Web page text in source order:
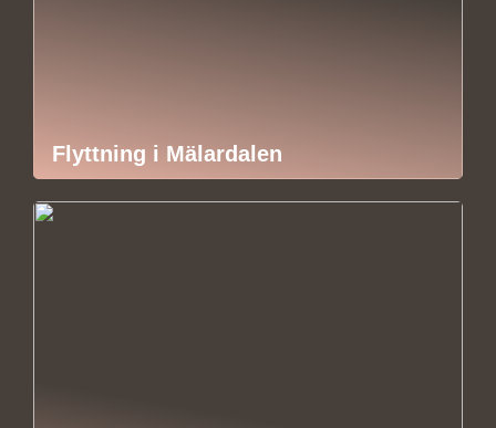
Flyttning i Mälardalen